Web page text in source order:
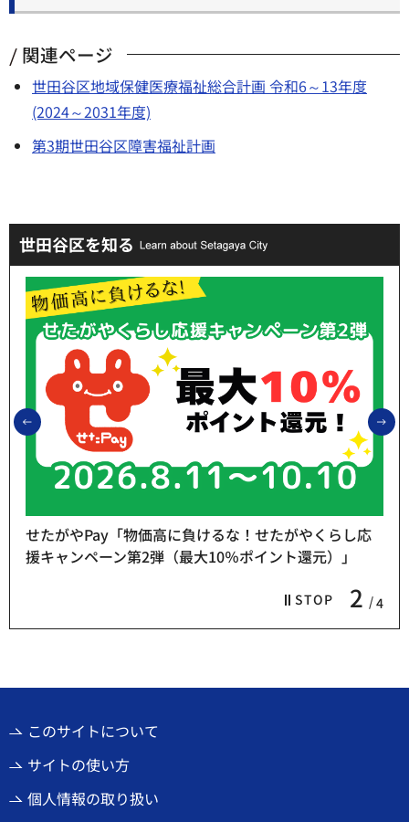
関連ページ
世田谷区地域保健医療福祉総合計画 令和6～13年度
(2024～2031年度)
第3期世田谷区障害福祉計画
世田谷区を知る
前のスライドを表示
STOP 2 4
せたがやPay「物価高に負けるな！せたがやくらし応
援キャンペーン第2弾（最大10％ポイント還元）」
このサイトについて
サイトの使い方
個人情報の取り扱い